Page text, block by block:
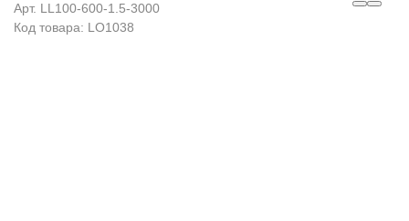
Арт. LL100-600-1.5-3000
Код товара: LO1038